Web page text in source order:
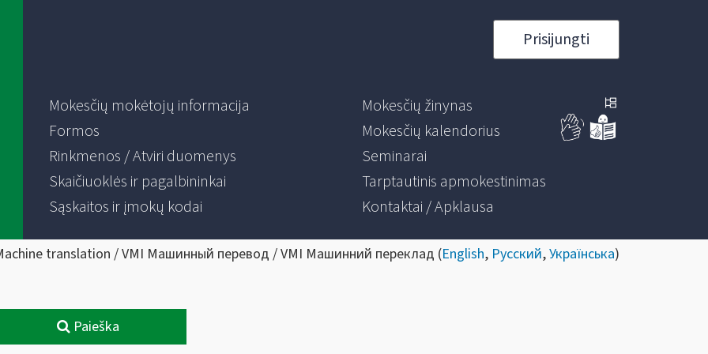
Prisijungti
Mokesčių mokėtojų informacija
Formos
Rinkmenos / Atviri duomenys
Skaičiuoklės ir pagalbininkai
Sąskaitos ir įmokų kodai
Mokesčių žinynas
Mokesčių kalendorius
Seminarai
Tarptautinis apmokestinimas
Kontaktai / Apklausa
translation / VMI Машинный перевод / VMI Машинний переклад (English, Русский,Українська)
Paieška